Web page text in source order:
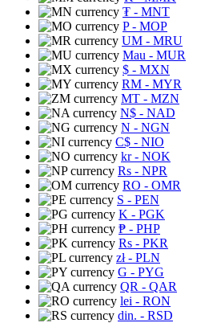
₮ - MNT
P- MOP
UM - MRU
Mau - MUR
$ - MXN
RM - MYR
MT - MZN
N$ - NAD
N - NGN
C$ - NIO
kr- NOK
Rs - NPR
RO - OMR
S - PEN
K - PGK
₱ - PHP
Rs - PKR
zł- PLN
G - PYG
QR - QAR
lei - RON
din. - RSD